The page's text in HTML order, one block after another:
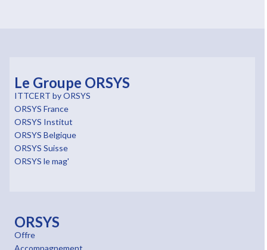
Le Groupe ORSYS
ITTCERT by ORSYS
ORSYS France
ORSYS Institut
ORSYS Belgique
ORSYS Suisse
ORSYS le mag'
ORSYS
Offre
Accompagnement